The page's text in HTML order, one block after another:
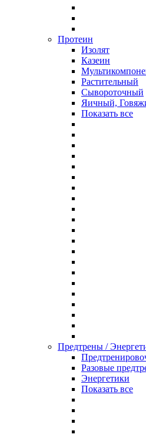
Протеин
Изолят
Казеин
Растительный
Сывороточный
Яичный,
Показать все
Предтрены /
Разовые
Энергетики
Показать все